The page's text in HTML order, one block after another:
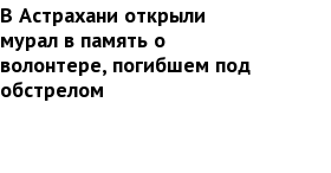
В Астрахани открыли
мурал в память о
волонтере, погибшем под
обстрелом